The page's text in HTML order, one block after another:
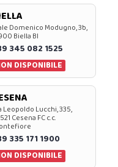
Domenico Modugno, 3b,
Biella BI
345 082 1525
DISPONIBILE
Leopoldo Lucchi, 335,
Cesena FC c.c.
335 171 1900
DISPONIBILE